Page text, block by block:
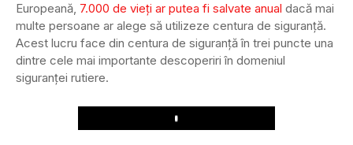
Europeană, 7.000 de vieți ar putea fi salvate anual dacă mai
multe persoane ar alege să utilizeze centura de siguranță.
Acest lucru face din centura de siguranță în trei puncte una
dintre cele mai importante descoperiri în domeniul
siguranței rutiere.
Play